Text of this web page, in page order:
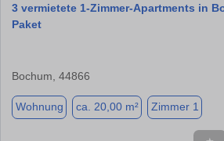
3 vermietete 1-Zimmer-Apartments in
Paket
Bochum, 44866
Wohnung ca. 20,00 m² Zimmer 1